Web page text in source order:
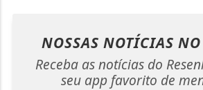
NOSSAS NOTÍCIAS NO
Receba as notícias do
seu app favorito de